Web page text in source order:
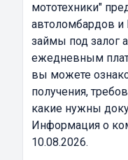
мототехники"
автоломбардов
займы под залог
ежедневным
вы можете
получения,
какие нужны
Информация о
10.08.2026.